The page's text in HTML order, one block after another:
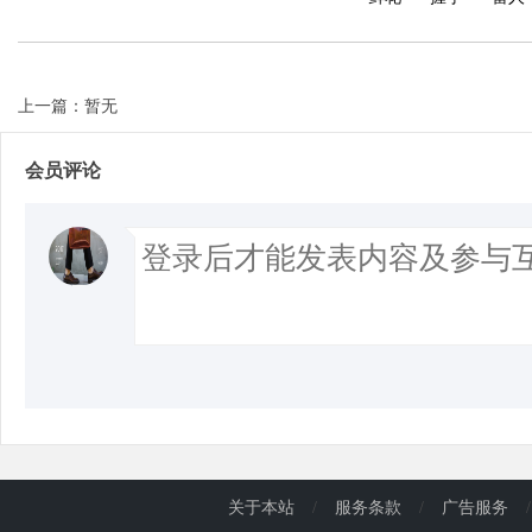
上一篇：暂无
会员评论
关于本站 / 服务条款 / 广告服务 /